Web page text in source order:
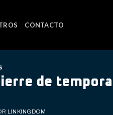
CONTACTO
de
LINKINGDOM